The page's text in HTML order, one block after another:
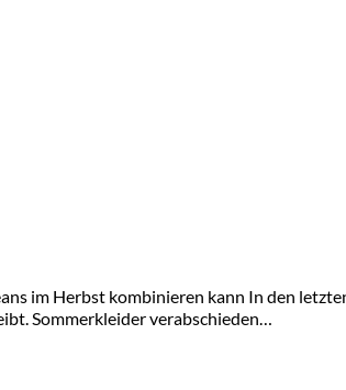
im Herbst kombinieren kann In den
Sommerkleider verabschieden…